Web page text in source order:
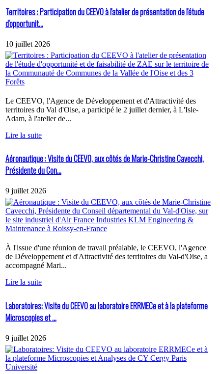
Territoires : Participation du CEEVO à l'atelier de présentation de l'étude
d'opportunit...
10 juillet 2026
Le CEEVO, l'Agence de Développement et d'Attractivité des
territoires du Val d'Oise, a participé le 2 juillet dernier, à L'Isle-
Adam, à l'atelier de...
Lire la suite
Aéronautique : Visite du CEEVO, aux côtés de Marie-Christine Cavecchi,
Présidente du Con...
9 juillet 2026
À l'issue d'une réunion de travail préalable, le CEEVO, l'Agence
de Développement et d'Attractivité des territoires du Val-d'Oise, a
accompagné Mari...
Lire la suite
Laboratoires: Visite du CEEVO au laboratoire ERRMECe et à la plateforme
Microscopies et ...
9 juillet 2026